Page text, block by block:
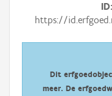
Persoon of collectief
ID
https://
Dit
meer. De